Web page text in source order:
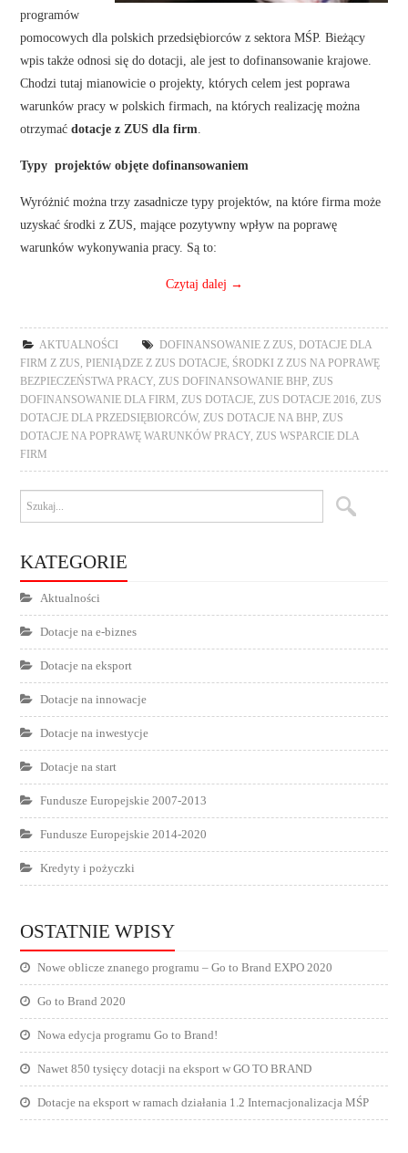
programów
pomocowych dla polskich przedsiębiorców z sektora MŚP. Bieżący
wpis także odnosi się do dotacji, ale jest to dofinansowanie krajowe.
Chodzi tutaj mianowicie o projekty, których celem jest poprawa
warunków pracy w polskich firmach, na których realizację można
otrzymaćdotacje z ZUS dla firm
Typy projektów objęte dofinansowaniem
Wyróżnić można trzy zasadnicze typy projektów, na które firma może
uzyskać środki z ZUS, mające pozytywny wpływ na poprawę
warunków wykonywania pracy. Są to:
Czytaj dalej →
AKTUALNOŚCI DOFINANSOWANIE Z ZUS ,DOTACJE DLA
FIRM Z ZUS ,PIENIĄDZE Z ZUS DOTACJE ŚRODKI Z ZUS NA POPRAWĘ
BEZPIECZEŃSTWA PRACY ZUS DOFINANSOWANIE BHP ZUS
DOFINANSOWANIE DLA FIRM
ZUS DOTACJE ZUS DOTACJE 2016 ZUS
DOTACJE DLA PRZEDSIĘBIORCÓW, ZUS DOTACJE NA BHP ZUS
DOTACJE NA POPRAWĘ WARUNKÓW PRACY ZUS WSPARCIE DLA
FIRM
KATEGORIE
Aktualności
Dotacje na e-biznes
Dotacje na eksport
Dotacje na innowacje
Dotacje na inwestycje
Dotacje na start
Fundusze Europejskie 2007-2013
Fundusze Europejskie 2014-2020
Kredyty i pożyczki
OSTATNIE WPISY
Nowe oblicze znanego programu – Go to Brand EXPO 2020
Go to Brand 2020
Nowa edycja programu Go to Brand!
Nawet 850 tysięcy dotacji na eksport w GO TO BRAND
Dotacje na eksport w ramach działania 1.2 Internacjonalizacja MŚP